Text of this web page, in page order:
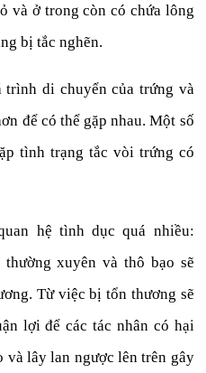
và ở trong còn có chứa lông
bị tắc nghẽn.
di chuyển của trứng và
để có thể gặp nhau. Một số
tình trạng tắc vòi trứng có
hệ tình dục quá nhiều:
xuyên và thô bạo sẽ
Từ việc bị tổn thương sẽ
lợi để các tác nhân có hại
và lây lan ngược lên trên gây